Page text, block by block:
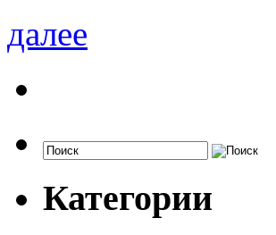
далее
Категории